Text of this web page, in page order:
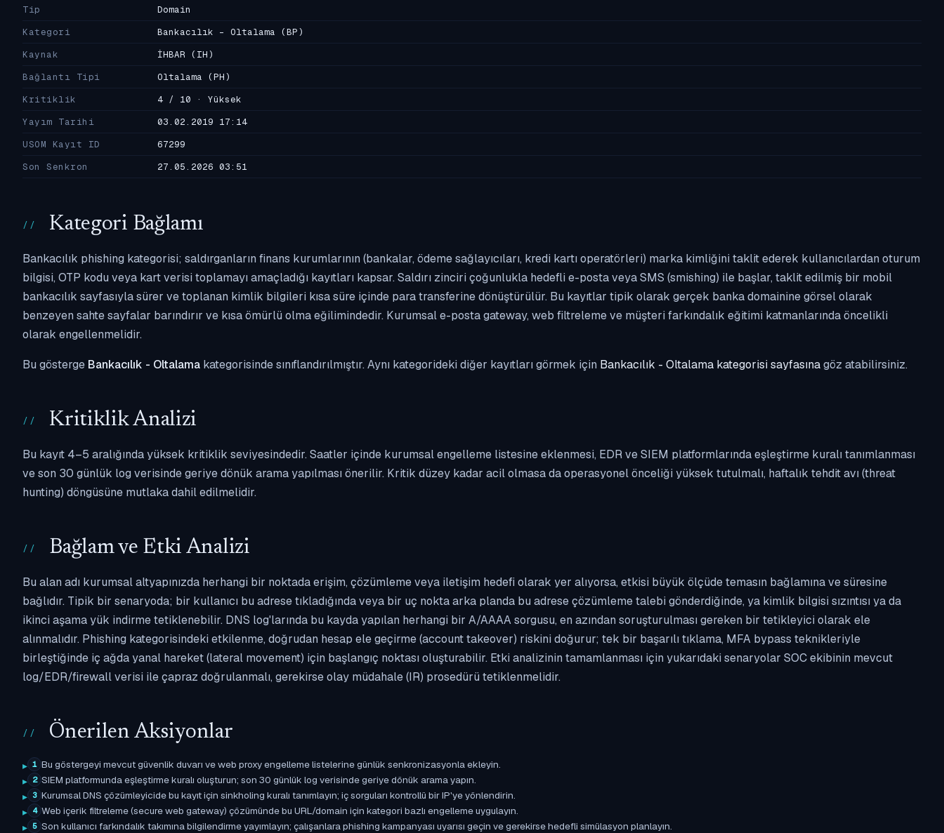
Tip
Domain
Kategori
Bankacılık - Oltalama (BP)
Kaynak
İHBAR (IH)
Bağlantı Tipi
Oltalama (PH)
Kritiklik
4 / 10 · Yüksek
Yayım Tarihi
03.02.2019 17:14
USOM Kayıt ID
67299
Son Senkron
27.05.2026 03:51
Kategori Bağlamı
Bankacılık phishing kategorisi; saldırganların finans kurumlarının (bankalar, ödeme sağlayıcıları, kredi kartı operatörleri) marka kimliğini taklit ederek kullanıcılardan oturum
bilgisi, OTP kodu veya kart verisi toplamayı amaçladığı kayıtları kapsar. Saldırı zinciri çoğunlukla hedefli e-posta veya SMS (smishing) ile başlar, taklit edilmiş bir mobil
bankacılık sayfasıyla sürer ve toplanan kimlik bilgileri kısa süre içinde para transferine dönüştürülür. Bu kayıtlar tipik olarak gerçek banka domainine görsel olarak
benzeyen sahte sayfalar barındırır ve kısa ömürlü olma eğilimindedir. Kurumsal e-posta gateway, web filtreleme ve müşteri farkındalık eğitimi katmanlarında öncelikli
olarak engellenmelidir.
Bu gösterge Bankacılık - Oltalama kategorisinde sınıflandırılmıştır. Aynı kategorideki diğer kayıtları görmek için Bankacılık - Oltalama kategorisi sayfasınagöz atabilirsiniz.
Kritiklik Analizi
Bu kayıt 4–5 aralığında yüksek kritiklik seviyesindedir. Saatler içinde kurumsal engelleme listesine eklenmesi, EDR ve SIEM platformlarında eşleştirme kuralı tanımlanması
ve son 30 günlük log verisinde geriye dönük arama yapılması önerilir. Kritik düzey kadar acil olmasa da operasyonel önceliği yüksek tutulmalı, haftalık tehdit avı (threat
hunting) döngüsüne mutlaka dahil edilmelidir.
Bağlam ve Etki Analizi
Bu alan adı kurumsal altyapınızda herhangi bir noktada erişim, çözümleme veya iletişim hedefi olarak yer alıyorsa, etkisi büyük ölçüde temasın bağlamına ve süresine
bağlıdır. Tipik bir senaryoda; bir kullanıcı bu adrese tıkladığında veya bir uç nokta arka planda bu adrese çözümleme talebi gönderdiğinde, ya kimlik bilgisi sızıntısı ya da
ikinci aşama yük indirme tetiklenebilir. DNS log'larında bu kayda yapılan herhangi bir A/AAAA sorgusu, en azından soruşturulması gereken bir tetikleyici olarak ele
alınmalıdır. Phishing kategorisindeki etkilenme, doğrudan hesap ele geçirme (account takeover) riskini doğurur; tek bir başarılı tıklama, MFA bypass teknikleriyle
birleştiğinde iç ağda yanal hareket (lateral movement) için başlangıç noktası oluşturabilir. Etki analizinin tamamlanması için yukarıdaki senaryolar SOC ekibinin mevcut
log/EDR/firewall verisi ile çapraz doğrulanmalı, gerekirse olay müdahale (IR) prosedürü tetiklenmelidir.
Önerilen Aksiyonlar
1 Bu göstergeyi mevcut güvenlik duvarı ve web proxy engelleme listelerine günlük senkronizasyonla ekleyin.
2 SIEM platformunda eşleştirme kuralı oluşturun; son 30 günlük log verisinde geriye dönük arama yapın.
3 Kurumsal DNS çözümleyicide bu kayıt için sinkholing kuralı tanımlayın; iç sorguları kontrollü bir IP'ye yönlendirin.
4 Web içerik filtreleme (secure web gateway) çözümünde bu URL/domain için kategori bazlı engelleme uygulayın.
5 Son kullanıcı farkındalık takımına bilgilendirme yayımlayın; çalışanlara phishing kampanyası uyarısı geçin ve gerekirse hedefli simülasyon planlayın.